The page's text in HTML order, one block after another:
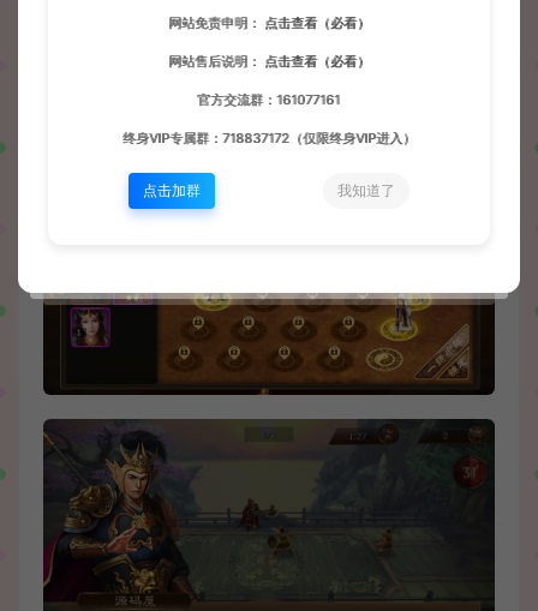
网站免责申明： 点击查看（必看）
网站售后说明： 点击查看（必看）
官方交流群：161077161
终身VIP专属群：718837172（仅限终身VIP进入）
点击加群 我知道了